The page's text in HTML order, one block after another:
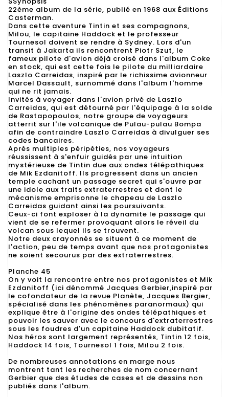
22ème album de la série, publié en 1968 aux Éditions
Casterman.
Dans cette aventure Tintin et ses compagnons,
Milou, le capitaine Haddock et le professeur
Tournesol doivent se rendre à Sydney. Lors d'un
transit à Jakarta ils rencontrent Piotr Szut, le
fameux pilote d'avion déjà croisé dans l'album Coke
en stock, qui est cette fois le pilote du milliardaire
Laszlo Carreidas, inspiré par le richissime avionneur
Marcel Dassault, surnommé dans l'album l'homme
qui ne rit jamais.
Invités à voyager dans l'avion privé de Laszlo
Carreidas, qui est détourné par l'équipage à la solde
de Rastapopoulos, notre groupe de voyageurs
atterrit sur l'ile volcanique de Pulau-pulau Bompa
afin de contraindre Laszlo Carreidas à divulguer ses
codes bancaires.
Après multiples péripéties, nos voyageurs
réussissent à s'enfuir guidés par une intuition
mystérieuse de Tintin due aux ondes télépathiques
de Mik Ezdanitoff. Ils progressent dans un ancien
temple cachant un passage secret qui s'ouvre par
une idole aux traits extraterrestres et dont le
mécanisme emprisonne le chapeau de Laszlo
Carreidas guidant ainsi les poursuivants.
Ceux-ci font exploser à la dynamite le passage qui
vient de se refermer provoquant alors le réveil du
volcan sous lequel ils se trouvent.
Notre deux crayonnés se situent à ce moment de
l'action, peu de temps avant que nos protagonistes
ne soient secourus par des extraterrestres.
Planche 45
On y voit la rencontre entre nos protagonistes et Mik
Ezdanitoff (ici dénommé Jacques Gerbier,inspiré par
le cofondateur de la revue Planète, Jacques Bergier,
spécialisé dans les phénomènes paranormaux) qui
explique être à l'origine des ondes télépathiques et
pouvoir les sauver avec le concours d'extraterrestres
sous les foudres d'un capitaine Haddock dubitatif.
Nos héros sont largement représentés, Tintin 12 fois,
Haddock 14 fois, Tournesol 1 fois, Milou 2 fois.
De nombreuses annotations en marge nous
montrent tant les recherches de nom concernant
Gerbier que des études de cases et de dessins non
publiés dans l'album.